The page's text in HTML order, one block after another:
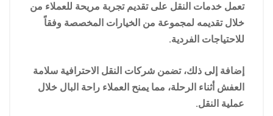
تعمل خدمات النقل على تقديم تجربة مريحة للعملاء من
خلال تقديمه لمجموعة من الخيارات المخصصة وفقاً
للاحتياجات الفردية.
إضافة إلى ذلك، تضمن شركات النقل الاحترافية سلامة
العفش أثناء الرحلة، مما يمنح العملاء راحة البال خلال
عملية النقل.